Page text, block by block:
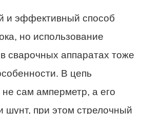
и эффективный способ
но использование
сварочных аппаратах тоже
В цепь
не сам амперметр, а его
шунт, при этом стрелочный